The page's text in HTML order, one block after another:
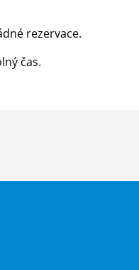
rezervace.
čas.